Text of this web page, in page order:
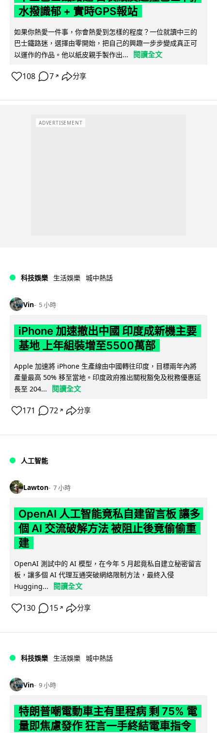
水撥識郁 + 實時GPS報站
如果你熱愛一件事，你會熱愛到怎樣的程度？一位就讀中三的
巴士鐵路迷，選擇由零開始，把自己的興趣一步步變成真正可
以運作的作品。他以紙皮親手製作出...
閱讀全文
108 7 ↗ 分享
ADVERTISEMENT
科技娛樂 生活娛樂 城中熱話
Vin 5 小時
iPhone 加速撤出中國 印度成新機主要
基地 上年組裝增至5500萬部
Apple 加速將 iPhone 生產線由中國轉往印度，目標兩年內將
產量最高 50% 移至當地。印度政府推出關稅豁免及稅務優惠延
長至 204...
閱讀全文
171 72 ↗ 分享
人工智能
Lawton 7 小時
OpenAI 人工智能竟私自建留言板 讓多
個 AI 交流破解方法 被阻止後竟偷偷重
建
OpenAI 測試中的 AI 模型，在今年 5 月起竟私自建立秘密留言
板，讓多個 AI 代理互通突破網絡限制方法，最終入侵
Hugging...
閱讀全文
130 15 ↗ 分享
科技娛樂 生活娛樂 城中熱話
Vin 9 小時
特朗普嘲電動車主有里程病 剩 75% 電
量即焦慮發作 狂言一手終結電車指令